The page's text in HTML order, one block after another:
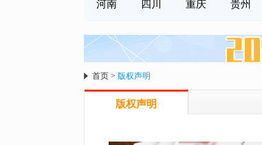
河南
四川 重庆 贵州
首页 > 版权声明
版权声明